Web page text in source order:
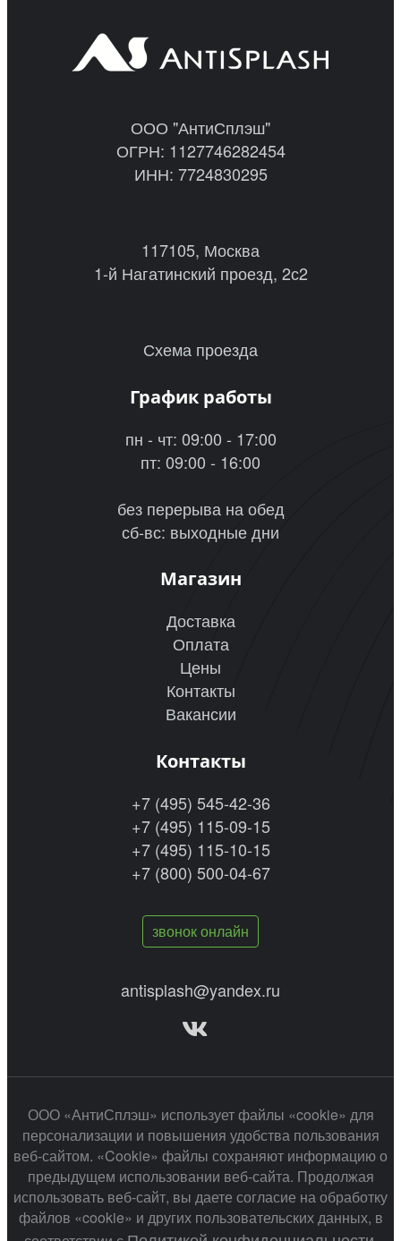
ООО "АнтиСплэш"
ОГРН: 1127746282454
ИНН: 7724830295
117105, Москва
1-й Нагатинский проезд, 2с2
Схема проезда
График работы
пн - чт: 09:00 - 17:00
пт: 09:00 - 16:00
без перерыва на обед
сб-вс: выходные дни
Магазин
Доставка
Оплата
Цены
Контакты
Вакансии
Контакты
+7 (495) 545-42-36
+7 (495) 115-09-15
+7 (495) 115-10-15
+7 (800) 500-04-67
звонок онлайн
antisplash@yandex.ru
ООО «АнтиСплэш» использует файлы «cookie» для
персонализации и повышения удобства пользования
веб-сайтом. «Cookie» файлы сохраняют информацию о
предыдущем использовании веб-сайта. Продолжая
использовать веб-сайт, вы даете согласие на обработку
файлов «cookie» и других пользовательских данных, в